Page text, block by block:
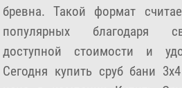
бревна. Такой формат
популярных благодаря
доступной стоимости и
Сегодня купить сруб бани